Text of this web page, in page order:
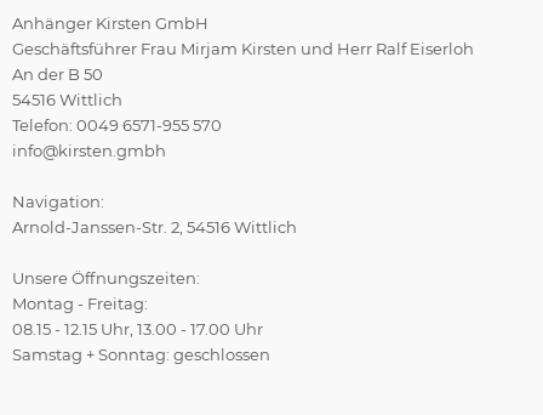
Anhänger Kirsten GmbH
Geschäftsführer Frau Mirjam Kirsten und Herr Ralf Eiserloh
An der B 50
54516 Wittlich
Telefon: 0049 6571-955 570
info@kirsten.gmbh
Navigation:
Arnold-Janssen-Str. 2, 54516 Wittlich
Unsere Öffnungszeiten:
Montag - Freitag:
08.15 - 12.15 Uhr, 13.00 - 17.00 Uhr
Samstag + Sonntag: geschlossen